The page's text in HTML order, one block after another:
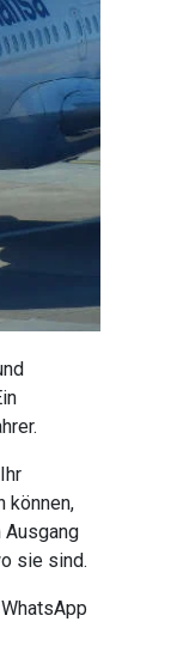
können,
Ausgang
sie sind.